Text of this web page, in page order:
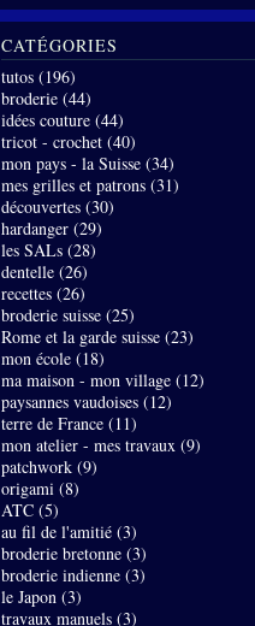
CATÉGORIES
tutos (196)
broderie (44)
idées couture (44)
tricot - crochet (40)
mon pays - la Suisse (34)
mes grilles et patrons (31)
découvertes (30)
hardanger (29)
les SALs (28)
dentelle (26)
recettes (26)
broderie suisse (25)
Rome et la garde suisse (23)
mon école (18)
ma maison - mon village (12)
paysannes vaudoises (12)
terre de France (11)
mon atelier - mes travaux (9)
patchwork (9)
origami (8)
ATC (5)
au fil de l'amitié (3)
broderie bretonne (3)
broderie indienne (3)
le Japon (3)
travaux manuels (3)